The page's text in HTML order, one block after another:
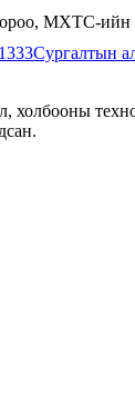
МХТС-ийн
Сургалтын